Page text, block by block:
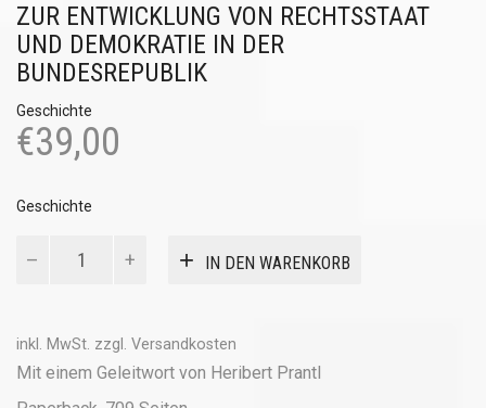
ZUR ENTWICKLUNG VON RECHTSSTAAT
UND DEMOKRATIE IN DER
BUNDESREPUBLIK
Geschichte
€39,00
Geschichte
Demokratie
Menge
IN DEN WARENKORB
inkl. MwSt. zzgl. Versandkosten
Mit einem Geleitwort von Heribert Prantl